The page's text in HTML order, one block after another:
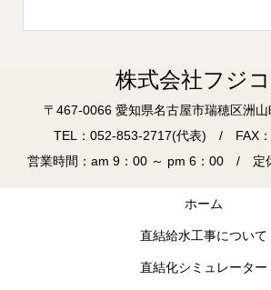
株式会社フジ
〒467-0066 愛知県名古屋市瑞穂区洲山
TEL：052-853-2717(代表) / FAX
営業時間：am 9：00 ～ pm 6：00 / 定
ホーム
直結給水工事について
直結化シミュレーター